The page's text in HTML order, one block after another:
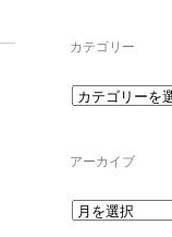
カテゴリー
カ
テ
ーアーカイブ
ア
ー